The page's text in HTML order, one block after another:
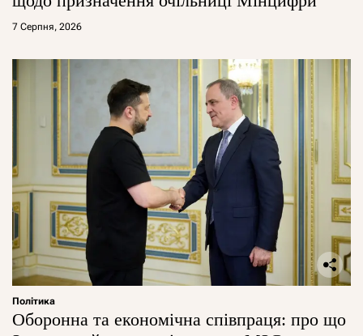
7 Серпня, 2026
Політика
Оборонна та економічна співпраця: про що